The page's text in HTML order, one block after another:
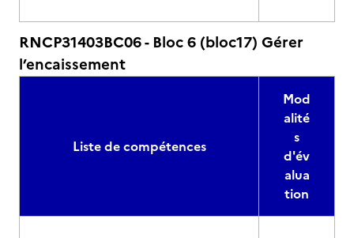
RNCP31403BC06 - Bloc 6 (bloc17) Gérer
l’encaissement
Liste de compétences
Mod
alité
s
d'év
alua
tion